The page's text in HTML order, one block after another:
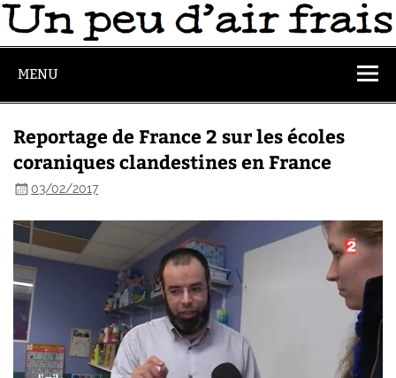
MENU
Reportage de France 2 sur les écoles
coraniques clandestines en France
03/02/2017